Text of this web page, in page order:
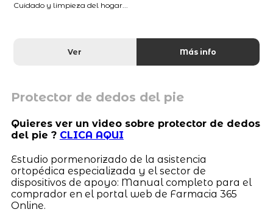
Cuidado y limpieza del hogar...
Ver Más info
Protector de dedos del pie
Quieres ver un video sobre protector de dedos
del pie ? CLICA AQUI
Estudio pormenorizado de la asistencia
ortopédica especializada y el sector de
dispositivos de apoyo: Manual completo para el
comprador en el portal web de Farmacia 365
Online.